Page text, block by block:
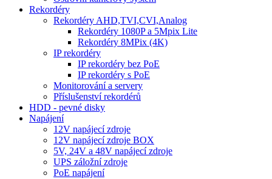
Rekordéry
Rekordéry AHD,TVI,CVI,Analog
Rekordéry 1080P a 5Mpix Lite
Rekordéry 8MPix (4K)
IP rekordéry
IP rekordéry bez PoE
IP rekordéry s PoE
Monitorování a servery
Příslušenství rekordérů
HDD - pevné disky
Napájení
12V napájecí zdroje
12V napájecí zdroje BOX
5V, 24V a 48V napájecí zdroje
UPS záložní zdroje
PoE napájení